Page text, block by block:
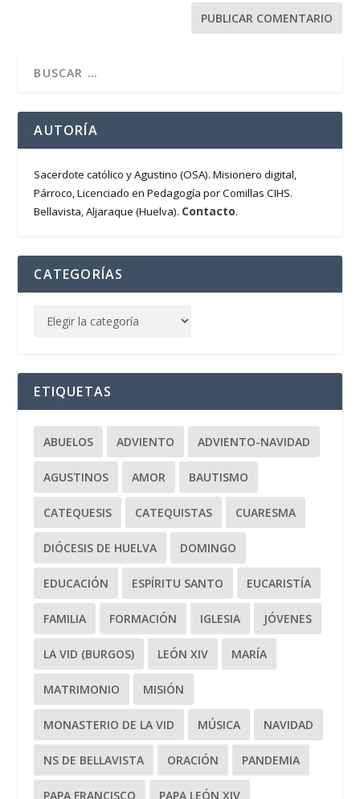
AUTORÍA
Sacerdote católico y Agustino (OSA). Misionero digital,
Párroco, Licenciado en Pedagogía por Comillas CIHS.
Bellavista, Aljaraque (Huelva). Contacto.
CATEGORÍAS
ETIQUETAS
ABUELOS ADVIENTO ADVIENTO-NAVIDAD
AGUSTINOS AMOR BAUTISMO
CATEQUESIS CATEQUISTAS CUARESMA
DIÓCESIS DE HUELVA DOMINGO
EDUCACIÓN ESPÍRITU SANTO EUCARISTÍA
FAMILIA FORMACIÓN IGLESIA JÓVENES
LA VID (BURGOS) LEÓN XIV MARÍA
MATRIMONIO MISIÓN
MONASTERIO DE LA VID MÚSICA NAVIDAD
NS DE BELLAVISTA ORACIÓN PANDEMIA
PAPA FRANCISCO PAPA LEÓN XIV